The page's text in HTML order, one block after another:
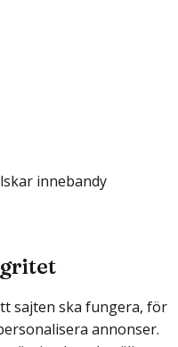
innebandy
sajten ska fungera, för
annonser.